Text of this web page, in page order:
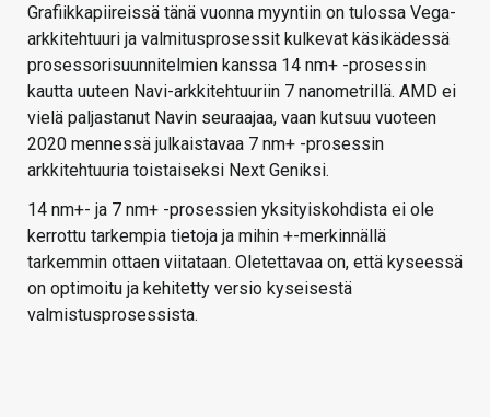
Grafiikkapiireissä tänä vuonna myyntiin on tulossa Vega-
arkkitehtuuri ja valmitusprosessit kulkevat käsikädessä
prosessorisuunnitelmien kanssa 14 nm+ -prosessin
kautta uuteen Navi-arkkitehtuuriin 7 nanometrillä. AMD ei
vielä paljastanut Navin seuraajaa, vaan kutsuu vuoteen
2020 mennessä julkaistavaa 7 nm+ -prosessin
arkkitehtuuria toistaiseksi Next Geniksi.
14 nm+- ja 7 nm+ -prosessien yksityiskohdista ei ole
kerrottu tarkempia tietoja ja mihin +-merkinnällä
tarkemmin ottaen viitataan. Oletettavaa on, että kyseessä
on optimoitu ja kehitetty versio kyseisestä
valmistusprosessista.